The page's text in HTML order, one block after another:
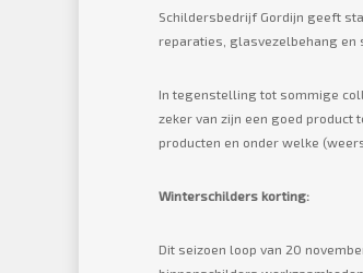
Schildersbedrijf Gordijn geeft
reparaties, glasvezelbehang en
In tegenstelling tot sommige
zeker van zijn een goed product
producten en onder welke
Winterschilders korting:
Dit seizoen loop van 20